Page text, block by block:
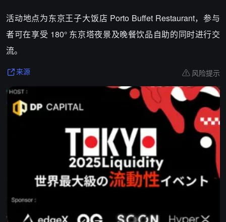
活动地点为东京王子大饭店 Porto Buffet Restaurant，参与
者可在享受 180° 东京塔夜景及晚餐饮品自助的同时进行交
流。
来源 风险提示